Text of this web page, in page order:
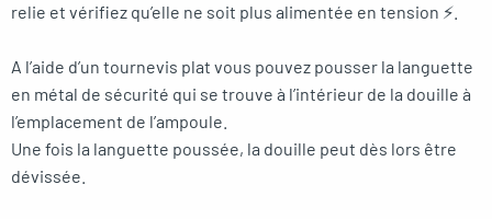
relie et vérifiez qu’elle ne soit plus alimentée en tension ⚡.
A l’aide d’un tournevis plat vous pouvez pousser la languette
en métal de sécurité qui se trouve à l’intérieur de la douille à
l’emplacement de l’ampoule.
Une fois la languette poussée, la douille peut dès lors être
dévissée.